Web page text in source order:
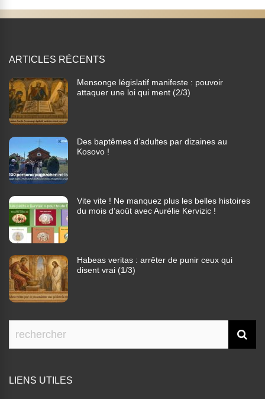
ARTICLES RÉCENTS
Mensonge législatif manifeste : pouvoir
attaquer une loi qui ment (2/3)
Des baptêmes d’adultes par dizaines au
Kosovo !
Vite vite ! Ne manquez plus les belles histoires
du mois d’août avec Aurélie Kervizic !
Habeas veritas : arrêter de punir ceux qui
disent vrai (1/3)
LIENS UTILES